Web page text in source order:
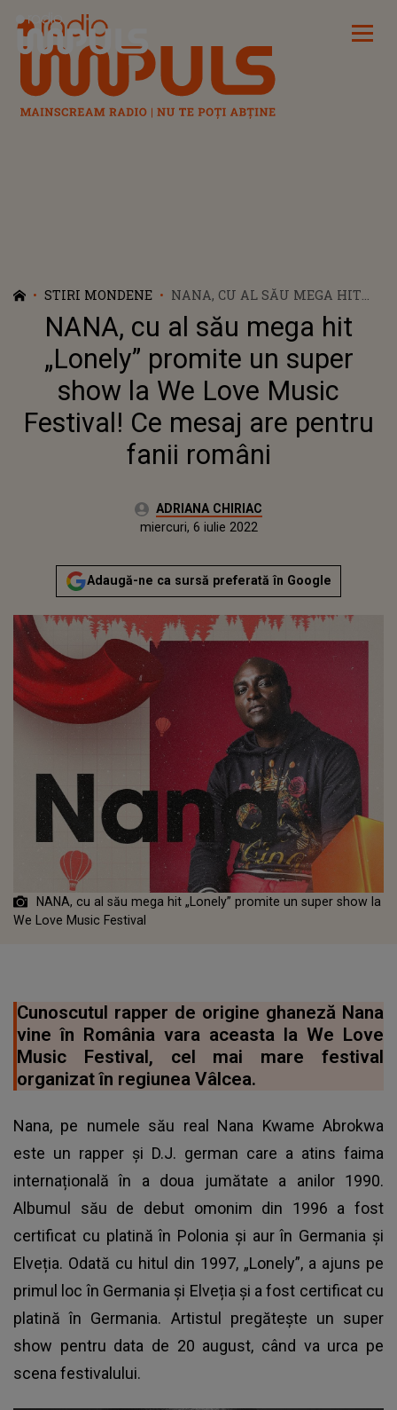
Radio Impuls
STIRI MONDENE
NANA, CU AL SĂU MEGA HIT
„LONELY” PROMITE UN SUPER
SHOW LA WE LOVE MUSIC
FESTIVAL! CE MESAJ ARE
PENTRU FANII ROMÂNI
NANA, cu al său mega hit
„Lonely” promite un super
show la We Love Music
Festival! Ce mesaj are pentru
fanii români
Autor:ADRIANA CHIRIAC
Actualizat:
miercuri, 6 iulie 2022
Adaugă-ne ca sursă preferată în Google
NANA, cu al său mega hit „Lonely” promite un super show la
We Love Music Festival
Cunoscutul rapper de origine ghaneză Nana
vine în România vara aceasta la We Love
Music Festival, cel mai mare festival
organizat în regiunea Vâlcea.
Nana, pe numele său real Nana Kwame Abrokwa
este un rapper și D.J. german care a atins faima
internațională în a doua jumătate a anilor 1990.
Albumul său de debut omonim din 1996 a fost
certificat cu platină în Polonia și aur în Germania și
Elveția. Odată cu hitul din 1997, „Lonely”, a ajuns pe
primul loc în Germania și Elveția și a fost certificat cu
platină în Germania. Artistul pregătește un super
show pentru data de 20 august, când va urca pe
scena festivalului.